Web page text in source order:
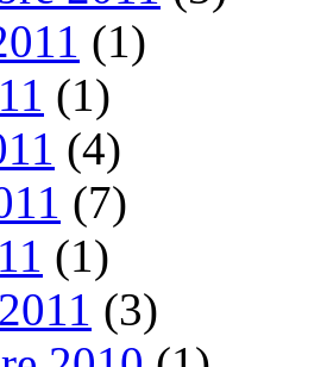
(1)
(1)
(4)
(7)
(1)
(3)